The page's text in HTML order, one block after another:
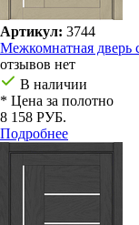
Артикул: 3744
Межкомнатная дверь
отзывов нет
В наличии
* Цена за полотно
8 158 РУБ.
Подробнее